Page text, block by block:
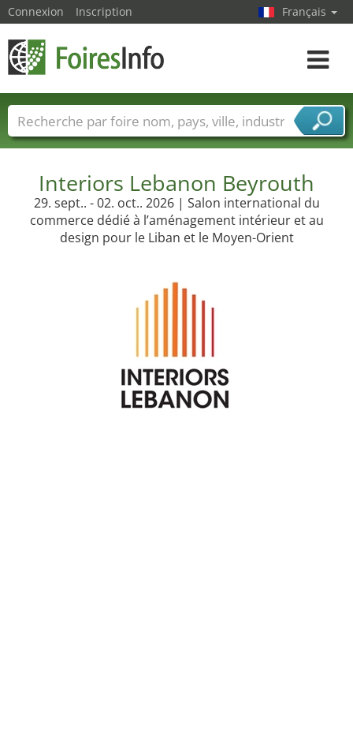
Interiors Lebanon Beyrouth
29. sept.. - 02. oct.. 2026 | Salon international du
commerce dédié à l’aménagement intérieur et au
design pour le Liban et le Moyen-Orient
Connexion Inscription Français
Toggle
Foire noms Pays Villes
Secteurs de foire